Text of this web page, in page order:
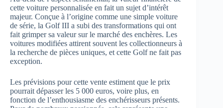
cette voiture personnalisée en fait un sujet d’intérêt
majeur. Conçue à l’origine comme une simple voiture
de série, la Golf III a subi des transformations qui ont
fait grimper sa valeur sur le marché des enchères. Les
voitures modifiées attirent souvent les collectionneurs à
la recherche de pièces uniques, et cette Golf ne fait pas
exception.
Les prévisions pour cette vente estiment que le prix
pourrait dépasser les 5 000 euros, voire plus, en
fonction de l’enthousiasme des enchérisseurs présents.